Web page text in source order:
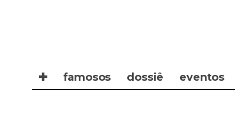
✚ famosos dossiê eventos